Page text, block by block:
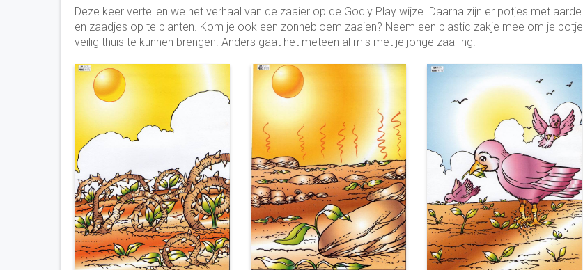
Deze keer vertellen we het verhaal van de zaaier op de Godly Play wijze. Daarna zijn er potjes met aarde
en zaadjes op te planten. Kom je ook een zonnebloem zaaien? Neem een plastic zakje mee om je potje
veilig thuis te kunnen brengen. Anders gaat het meteen al mis met je jonge zaailing.